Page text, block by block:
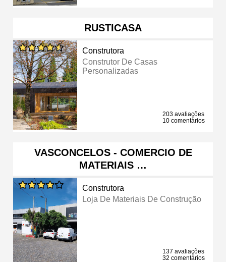
RUSTICASA
Construtora
Construtor De Casas
Personalizadas
203 avaliações
10 comentários
VASCONCELOS - COMERCIO DE
MATERIAIS …
Construtora
Loja De Materiais De Construção
137 avaliações
32 comentários